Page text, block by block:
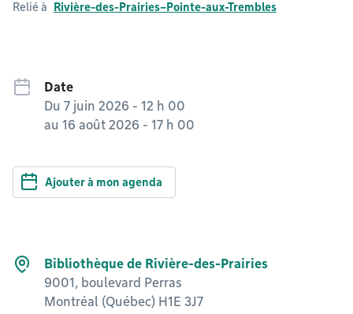
Relié à Rivière-des-Prairies–Pointe-aux-Trembles
Date
Du 7 juin 2026 - 12 h 00
au 16 août 2026 - 17 h 00
Ajouter à mon agenda
Bibliothèque de Rivière-des-Prairies
9001, boulevard Perras
Montréal (Québec) H1E 3J7